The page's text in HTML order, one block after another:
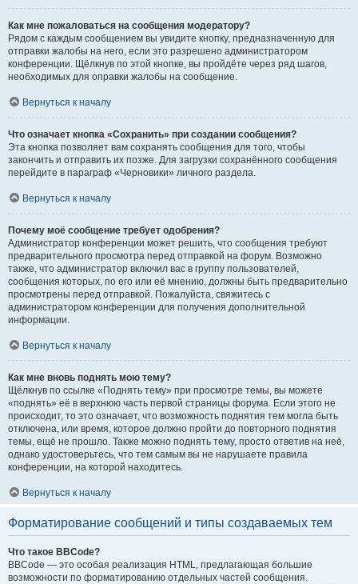
Как мне пожаловаться на сообщения модератору?
Рядом с каждым сообщением вы увидите кнопку, предназначенную для
отправки жалобы на него, если это разрешено администратором
конференции. Щёлкнув по этой кнопке, вы пройдёте через ряд шагов,
необходимых для оправки жалобы на сообщение.
Вернуться к началу
Что означает кнопка «Сохранить» при создании сообщения?
Эта кнопка позволяет вам сохранять сообщения для того, чтобы
закончить и отправить их позже. Для загрузки сохранённого сообщения
перейдите в параграф «Черновики» личного раздела.
Вернуться к началу
Почему моё сообщение требует одобрения?
Администратор конференции может решить, что сообщения требуют
предварительного просмотра перед отправкой на форум. Возможно
также, что администратор включил вас в группу пользователей,
сообщения которых, по его или её мнению, должны быть предварительно
просмотрены перед отправкой. Пожалуйста, свяжитесь с
администратором конференции для получения дополнительной
информации.
Вернуться к началу
Как мне вновь поднять мою тему?
Щёлкнув по ссылке «Поднять тему» при просмотре темы, вы можете
«поднять» её в верхнюю часть первой страницы форума. Если этого не
происходит, то это означает, что возможность поднятия тем могла быть
отключена, или время, которое должно пройти до повторного поднятия
темы, ещё не прошло. Также можно поднять тему, просто ответив на неё,
однако удостоверьтесь, что тем самым вы не нарушаете правила
конференции, на которой находитесь.
Вернуться к началу
Форматирование сообщений и типы создаваемых тем
Что такое BBCode?
BBCode — это особая реализация HTML, предлагающая большие
возможности по форматированию отдельных частей сообщения.